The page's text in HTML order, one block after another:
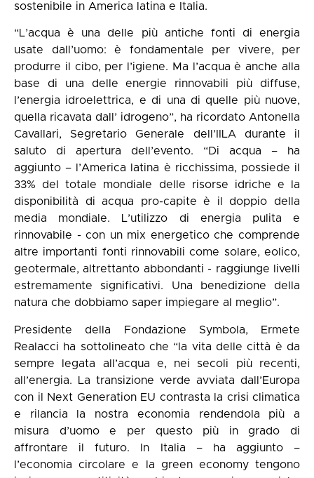
sostenibile in America latina e Italia.
“L’acqua è una delle più antiche fonti di energia
usate dall’uomo: è fondamentale per vivere, per
produrre il cibo, per l’igiene. Ma l’acqua è anche alla
base di una delle energie rinnovabili più diffuse,
l’energia idroelettrica, e di una di quelle più nuove,
quella ricavata dall’ idrogeno”, ha ricordato Antonella
Cavallari, Segretario Generale dell’IILA durante il
saluto di apertura dell’evento. “Di acqua – ha
aggiunto – l’America latina è ricchissima, possiede il
33% del totale mondiale delle risorse idriche e la
disponibilità di acqua pro-capite è il doppio della
media mondiale. L’utilizzo di energia pulita e
rinnovabile - con un mix energetico che comprende
altre importanti fonti rinnovabili come solare, eolico,
geotermale, altrettanto abbondanti - raggiunge livelli
estremamente significativi. Una benedizione della
natura che dobbiamo saper impiegare al meglio”.
Presidente della Fondazione Symbola, Ermete
Realacci ha sottolineato che “la vita delle città è da
sempre legata all’acqua e, nei secoli più recenti,
all’energia. La transizione verde avviata dall’Europa
con il Next Generation EU contrasta la crisi climatica
e rilancia la nostra economia rendendola più a
misura d’uomo e per questo più in grado di
affrontare il futuro. In Italia – ha aggiunto –
l’economia circolare e la green economy tengono